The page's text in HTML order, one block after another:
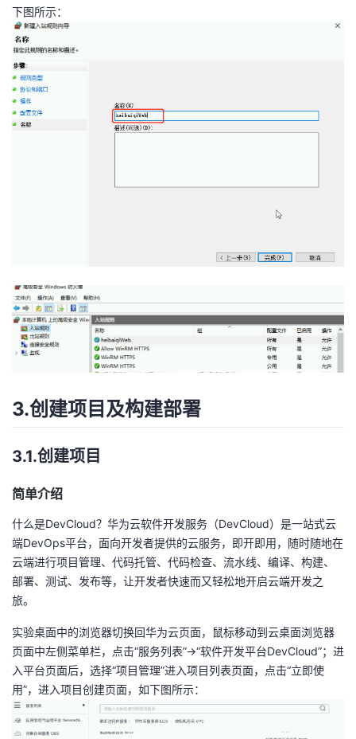
下图所示：
3.创建项目及构建部署
3.1.创建项目
简单介绍
什么是DevCloud？华为云软件开发服务（DevCloud）是一站式云
端DevOps平台，面向开发者提供的云服务，即开即用，随时随地在
云端进行项目管理、代码托管、代码检查、流水线、编译、构建、
部署、测试、发布等，让开发者快速而又轻松地开启云端开发之
旅。
实验桌面中的浏览器切换回华为云页面，鼠标移动到云桌面浏览器
页面中左侧菜单栏，点击“服务列表”->“软件开发平台DevCloud”；进
入平台页面后，选择“项目管理”进入项目列表页面，点击“立即使
用”，进入项目创建页面，如下图所示：